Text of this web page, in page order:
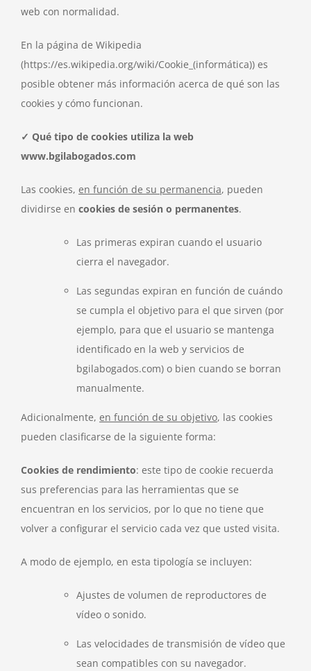
web con normalidad.
En la página de Wikipedia
(https://es.wikipedia.org/wiki/Cookie_(informática)) es
posible obtener más información acerca de qué son las
cookies y cómo funcionan.
✓ Qué tipo de cookies utiliza la web
www.bgilabogados.com
Las cookies, en función de su permanencia, pueden
dividirse en cookies de sesión o permanentes.
Las primeras expiran cuando el usuario
cierra el navegador.
Las segundas expiran en función de cuándo
se cumpla el objetivo para el que sirven (por
ejemplo, para que el usuario se mantenga
identificado en la web y servicios de
bgilabogados.com) o bien cuando se borran
manualmente.
Adicionalmente, en función de su objetivo, las cookies
pueden clasificarse de la siguiente forma:
Cookies de rendimiento: este tipo de cookie recuerda
sus preferencias para las herramientas que se
encuentran en los servicios, por lo que no tiene que
volver a configurar el servicio cada vez que usted visita.
A modo de ejemplo, en esta tipología se incluyen:
Ajustes de volumen de reproductores de
vídeo o sonido.
Las velocidades de transmisión de vídeo que
sean compatibles con su navegador.